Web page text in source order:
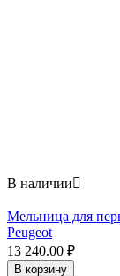
В наличии
Мельница для
Peugeot
13 240.00 ₽
В корзину